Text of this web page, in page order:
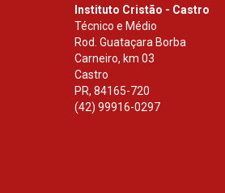
Instituto Cristão - Castro
Técnico e Médio
Rod. Guataçara Borba
Carneiro, km 03
Castro
PR, 84165-720
(42) 99916-0297